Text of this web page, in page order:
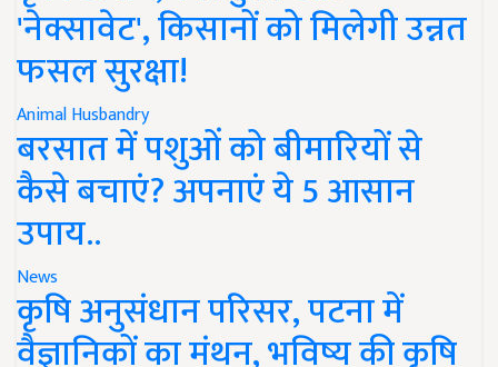
'नेक्सावेट', किसानों को मिलेगी उन्नत
फसल सुरक्षा!
Animal Husbandry
बरसात में पशुओं को बीमारियों से
कैसे बचाएं? अपनाएं ये 5 आसान
उपाय..
News
कृषि अनुसंधान परिसर, पटना में
वैज्ञानिकों का मंथन, भविष्य की कृषि